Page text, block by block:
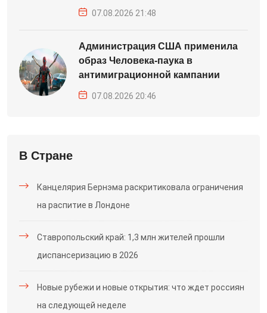
07.08.2026 21:48
Администрация США применила
образ Человека-паука в
антимиграционной кампании
07.08.2026 20:46
В Стране
Канцелярия Бернэма раскритиковала ограничения
на распитие в Лондоне
Ставропольский край: 1,3 млн жителей прошли
диспансеризацию в 2026
Новые рубежи и новые открытия: что ждет россиян
на следующей неделе